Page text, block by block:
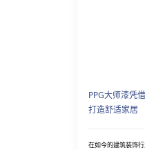
PPG大师漆凭
打造舒适家居
在如今的建筑装饰